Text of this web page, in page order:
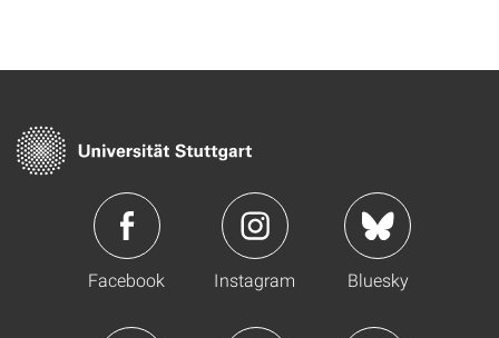
Facebook Instagram Bluesky